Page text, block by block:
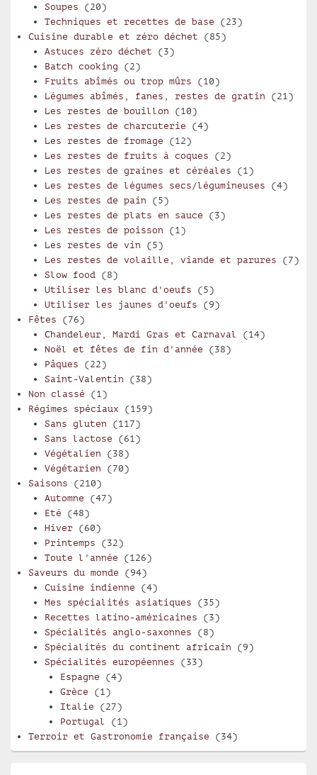
Soupes (20)
Techniques et recettes de base (23)
Cuisine durable et zéro déchet (85)
Astuces zéro déchet (3)
Batch cooking (2)
Fruits abîmés ou trop mûrs (10)
Légumes abîmés, fanes, restes de gratin (21)
Les restes de bouillon (10)
Les restes de charcuterie (4)
Les restes de fromage (12)
Les restes de fruits à coques (2)
Les restes de graines et céréales (1)
Les restes de légumes secs/légumineuses (4)
Les restes de pain (5)
Les restes de plats en sauce (3)
Les restes de poisson (1)
Les restes de vin (5)
Les restes de volaille, viande et parures (7)
Slow food (8)
Utiliser les blanc d'oeufs (5)
Utiliser les jaunes d'oeufs (9)
Fêtes (76)
Chandeleur, Mardi Gras et Carnaval (14)
Noël et fêtes de fin d'année (38)
Pâques (22)
Saint-Valentin (38)
Non classé (1)
Régimes spéciaux (159)
Sans gluten (117)
Sans lactose (61)
Végétalien (38)
Végétarien (70)
Saisons (210)
Automne (47)
Eté (48)
Hiver(60)
Printemps (32)
Toute l'année (126)
Saveurs du monde (94)
Cuisine indienne (4)
Mes spécialités asiatiques (35)
Recettes latino-américaines (3)
Spécialités anglo-saxonnes (8)
Spécialités du continent africain (9)
Spécialités européennes (33)
Espagne (4)
Grèce (1)
Italie (27)
Portugal
(1)
Terroir et Gastronomie française (34)